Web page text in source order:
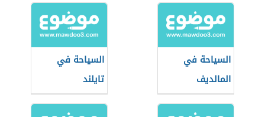
السياحة في
المالديف
السياحة في
تايلند